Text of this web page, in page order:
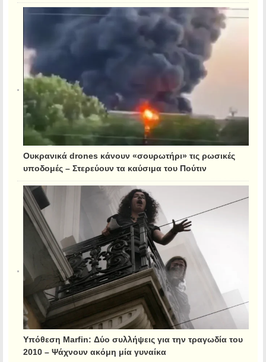
Ουκρανικά drones κάνουν «σουρωτήρι» τις ρωσικές
υποδομές – Στερεύουν τα καύσιμα του Πούτιν
Υπόθεση Marfin: Δύο συλλήψεις για την τραγωδία του
2010 – Ψάχνουν ακόμη μία γυναίκα